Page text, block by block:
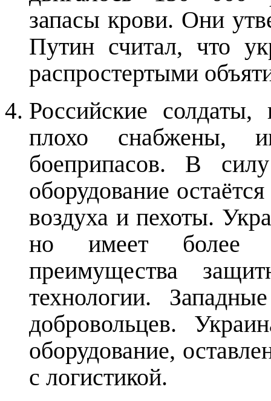
запасы крови. Они
Путин считал, что
распростертыми
Российские
плохо снабжены,
боеприпасов. В
оборудование
воздуха и пехоты.
но имеет более
преимущества
технологии.
добровольцев.
оборудование,
с логистикой.